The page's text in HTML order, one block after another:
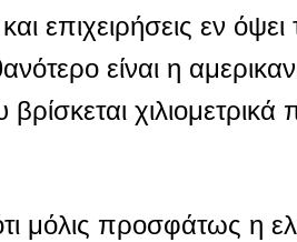
επιχειρήσεις εν
είναι η
μόλις προσφάτως η